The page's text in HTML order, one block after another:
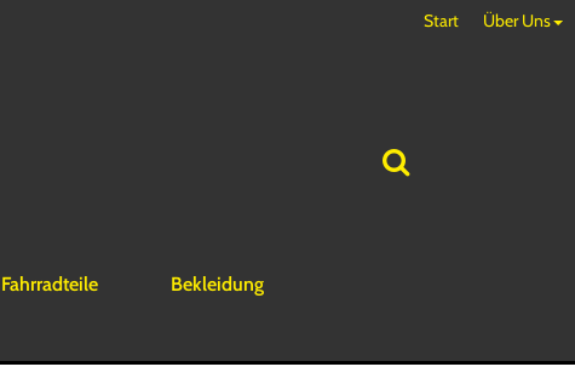
Start Über Uns
Fahrradteile Bekleidung